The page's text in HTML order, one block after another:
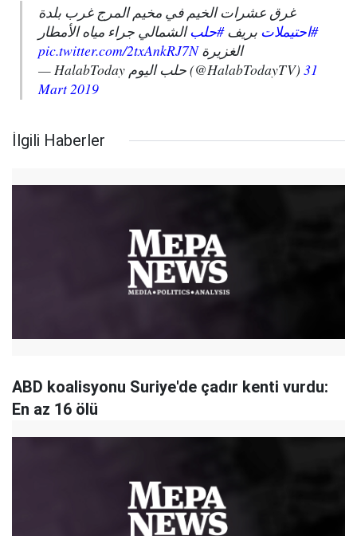
غرق عشرات الخيم في مخيم المرج غرب بلدة
#احتيملات بريف#حلبالشمالي جراء مياه الأمطار
الغزيرةpic.twitter.com/2txAnkRJ7N
— HalabToday حلب اليوم (@HalabTodayTV) 31
Mart 2019
İlgili Haberler
ABD koalisyonu Suriye'de çadır kenti vurdu:
En az 16 ölü